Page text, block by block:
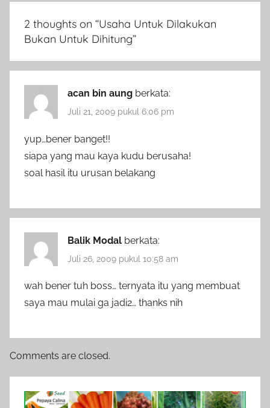
2 thoughts on “Usaha Untuk Dilakukan
Bukan Untuk Dihitung”
acan bin aung berkata:
Juli 21, 2009 pukul 6:06 pm
yup…bener banget!!
siapa yang mau kaya kudu berusaha!
soal hasil itu urusan belakang
Balik Modal berkata:
Juli 26, 2009 pukul 10:58 am
wah bener tuh boss… ternyata itu yang membuat
saya mau mulai ga jadi2… thanks nih
Comments are closed.